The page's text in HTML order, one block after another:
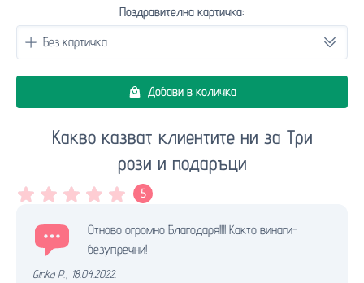
Поздравителна картичка:
Добави в количка
Какво казват клиентите ни за Три
рози и подаръци
5
Отново огромно Благодаря!!!! Както винаги-
безупречни!
Ginka P.
18.04.2022.